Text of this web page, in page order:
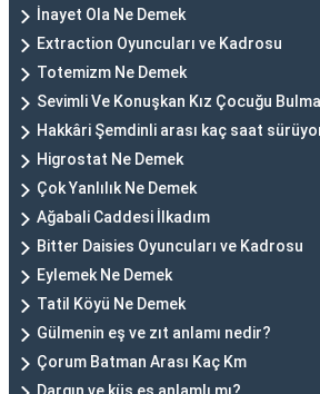
İnayet Ola Ne Demek
Extraction Oyuncuları ve Kadrosu
Totemizm Ne Demek
Sevimli Ve Konuşkan Kız Çocuğu
Hakkâri Şemdinli arası kaç saat
Higrostat Ne Demek
Çok Yanlılık Ne Demek
Ağabali Caddesi İlkadım
Bitter Daisies Oyuncuları ve Kadrosu
Eylemek Ne Demek
Tatil Köyü Ne Demek
Gülmenin eş ve zıt anlamı nedir?
Çorum Batman Arası Kaç Km